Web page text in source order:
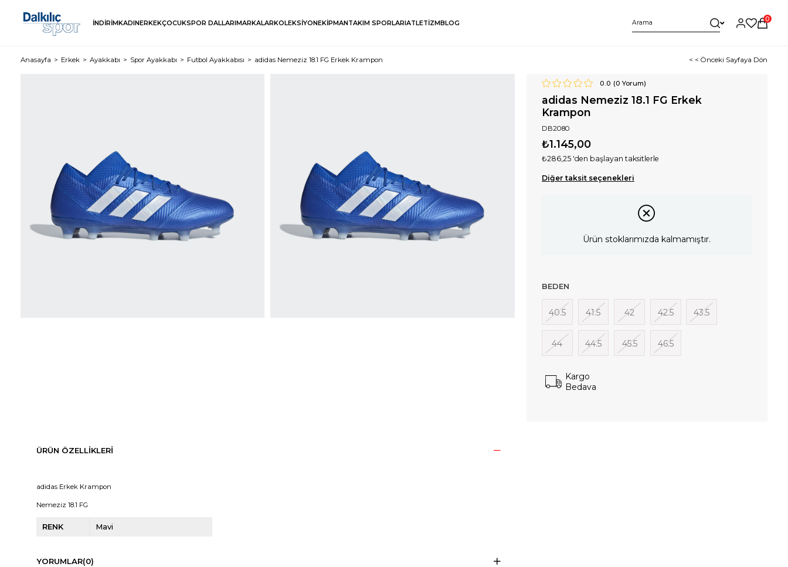
İNDİRİMKADINERKEKÇOCUKSPOR DALLARIMARKALARKOLEKSİYONEKİPMANTAKIM SPORLARIATLETİZMBLOG
0
Anasayfa Erkek Ayakkabı Spor Ayakkabı Futbol Ayakkabısı adidas Nemeziz 18.1 FG Erkek Krampon < < Önceki Sayfaya Dön
0.0 (0 Yorum)
adidas Nemeziz 18.1 FG Erkek
Krampon
DB2080
₺1.145,00
₺286,25 'den başlayan taksitlerle
Diğer taksit seçenekleri
Ürün stoklarımızda kalmamıştır.
BEDEN
40.5 41.5 42 42.5 43.5
44 44.5 45.5 46.5
Kargo
Bedava
ÜRÜN ÖZELLIKLERI
adidas Erkek Krampon
Nemeziz 18.1 FG
RENK Mavi
YORUMLAR(0)